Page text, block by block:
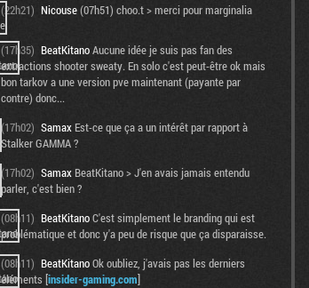
(22h21) Nicouse(07h51) choo.t > merci pour marginalia
(17h35) BeatKitanoAucune idée je suis pas fan des
extractions shooter sweaty. En solo c'est peut-être ok mais
bon tarkov a une version pve maintenant (payante par
contre) donc...
(17h02) Samax Est-ce que ça a un intérêt par rapport à
Stalker GAMMA ?
(17h02) Samax BeatKitano > J'en avais jamais entendu
parler, c'est bien ?
(08h11) BeatKitanoC'est simplement le branding qui est
problématique et donc y'a peu de risque que ça disparaisse.
(08h11) BeatKitanoOk oubliez, j'avais pas les derniers
éléments [insider-gaming.com]